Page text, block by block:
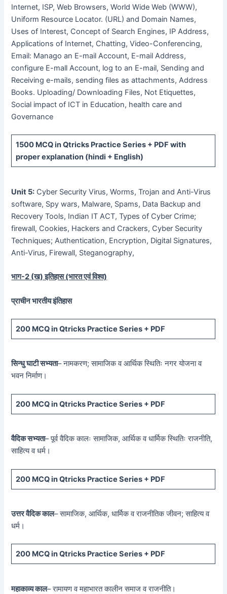
Internet, ISP, Web Browsers, World Wide Web (WWW),
Uniform Resource Locator. (URL) and Domain Names,
Uses of Interest, Concept of Search Engines, IP Address,
Applications of Internet, Chatting, Video-Conferencing,
Email: Manago an E-mail Account, E-mail Address,
configure E-mall Account, log to an E-mail, Sending and
Receiving e-mails, sending files as attachments, Address
Books. Uploading/ Downloading Files, Not Etiquettes,
Social impact of ICT in Education, health care and
Governance
1500 MCQin Qtricks Practice Series + PDF with
proper explanation (hindi + English)
Unit 5: Cyber Security Virus, Worms, Trojan and Anti-Virus
software, Spy wars, Malware, Spams, Data Backup and
Recovery Tools, Indian IT ACT, Types of Cyber Crime;
firewall, Cookies, Hackers and Crackers, Cyber Security
Techniques; Authentication, Encryption, Digital Signatures,
Anti-Virus, Firewall, Steganography,
भाग-2 (ख) इतिहास (भारत एवं विश्व)
प्राचीन भारतीय इंतिहास
200 MCQin Qtricks Practice Series + PDF
सिन्धु घाटी सभ्यता– नामकरण; सामाजिक व आर्थिक स्थितिः नगर योजना व
भवन निर्माण।
200 MCQin Qtricks Practice Series + PDF
वैदिक सभ्यता– पूर्व वैदिक कालः सामाजिक, आर्थिक व धार्मिक स्थितिः राजनीति,
साहित्य व धर्म।
200 MCQin Qtricks Practice Series + PDF
उत्तर वैदिक काल– सामाजिक, आर्थिक, धार्मिक व राजनीतिक जीवन; साहित्य व
धर्म।
200 MCQin Qtricks Practice Series + PDF
महाकाव्य काल– रामायण व महाभारत कालीन समाज व राजनीति।